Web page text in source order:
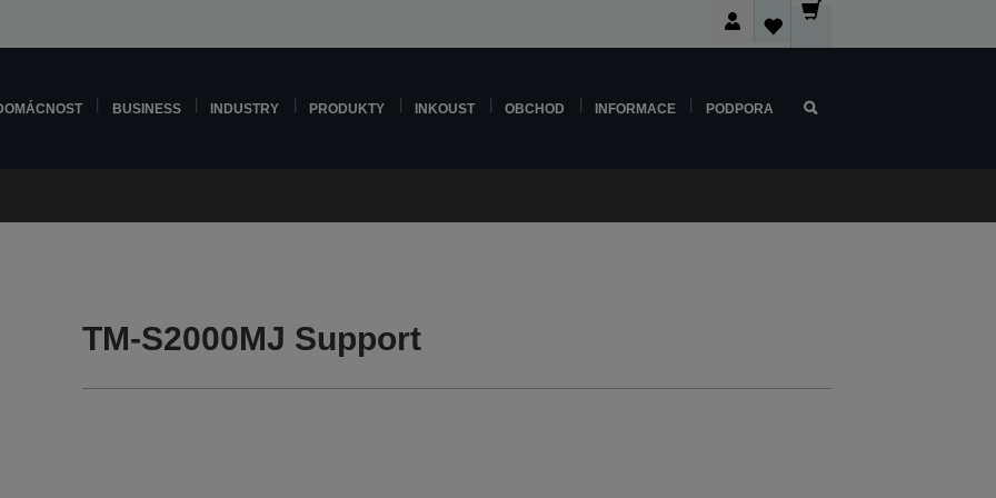
BUSINESS INDUSTRY PRODUKTY INKOUST OBCHOD INFORMACE PODPORA
TM-S2000MJ Support